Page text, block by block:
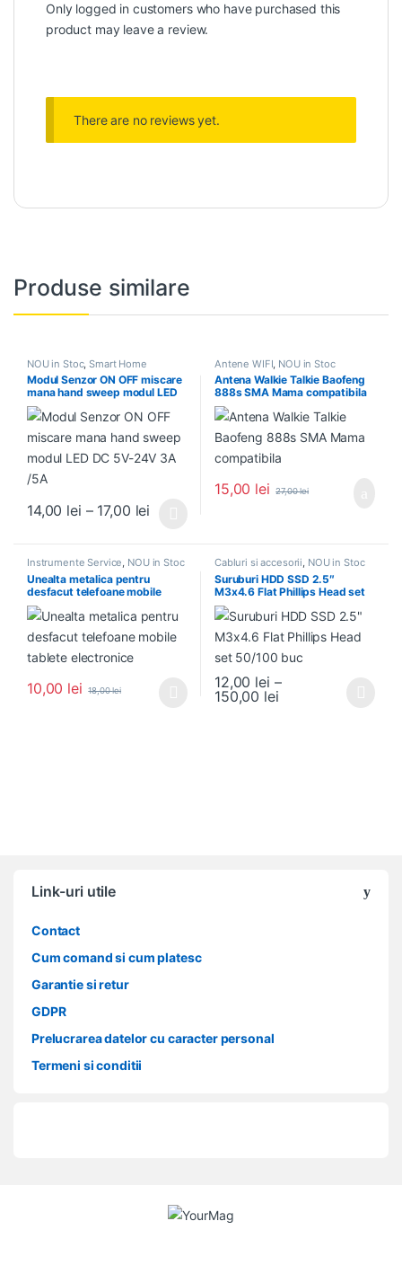
Only logged in customers who have purchased this
product may leave a review.
There are no reviews yet.
Produse similare
NOU in Stoc,Smart Home
Modul Senzor ON OFF miscare
mana hand sweep modul LED
DC 5V-24V 3A /5A
14,00 lei – 17,00 lei
Acest produs are mai multe variații. Opțiunile pot fi alese în
Antene WIFI NOU in Stoc
Antena Walkie Talkie Baofeng
888s SMA Mama compatibila
15,00 lei 27,00lei
Instrumente Service, NOU in Stoc
Unealta metalica pentru
desfacut telefoane mobile
tablete electronice
10,00 lei 18,00lei
Acest produs are mai multe variații. Opțiunile pot fi alese în
Cabluri si accesorii, NOU in Stoc
Suruburi HDD SSD 2.5″
M3x4.6 Flat Phillips Head set
50/100 buc
12,00 lei –
150,00 leiInterval de
Acest produs are mai multe
Link-uri utile
Contact
Cum comand si cum platesc
Garantie si retur
GDPR
Prelucrarea datelor cu caracter personal
Termeni si conditii